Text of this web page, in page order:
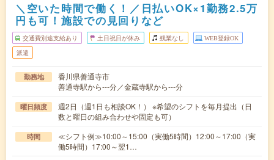
＼空いた時間で働く！／日払いOK×1勤務2.5万
円も可！施設での見回りなど
交通費別途支給あり 土日祝日が休み 残業なし WEB登録OK
派遣
勤務地
香川県善通寺市
善通寺駅から---分／金蔵寺駅から---分
曜日頻度
週2日（週1日も相談OK！） ※希望のシフトを毎月提出（日
数と曜日の組み合わせや固定も可）
時間
≪シフト例≫10:00～15:00（実働5時間）12:00～17:00（実
働5時間）17:00～翌1…